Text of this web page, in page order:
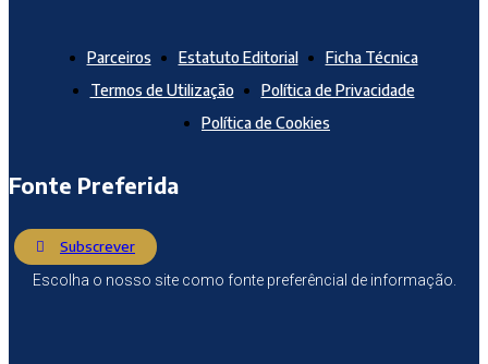
Parceiros Estatuto Editorial
Ficha Técnica
Termos de Utilização
Política de Privacidade
Política de Cookies
Fonte Preferida
Subscrever
Escolha o nosso site como fonte preferêncial de informação.